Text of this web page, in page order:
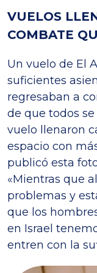
VUELOS
COMBATE
Un vuelo de El
suficientes
regresaban a
de que todos
vuelo llenaron
espacio con
publicó esta
«Mientras que
problemas y
que los
en Israel
entren con la